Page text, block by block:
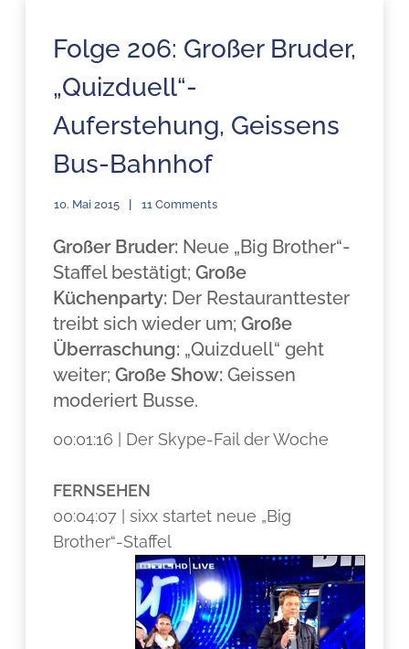
Folge 206: Großer Bruder,
„Quizduell“-
Auferstehung, Geissens
Bus-Bahnhof
10. Mai 2015 11 Comments
Großer Bruder: Neue „Big Brother“-
Staffel bestätigt;Große
Küchenparty: Der Restauranttester
treibt sich wieder um;Große
Überraschung: „Quizduell“ geht
weiter;Große Show: Geissen
moderiert Busse.
00:01:16 | Der Skype-Fail der Woche
FERNSEHEN
00:04:07 | sixx startet neue „Big
Brother“-Staffel